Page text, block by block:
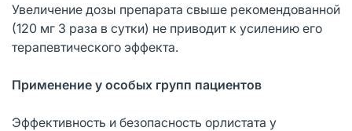
Увеличение дозы препарата свыше рекомендованной
(120 мг 3 раза в сутки) не приводит к усилению его
терапевтического эффекта.
Применение у особых групп пациентов
Эффективность и безопасность орлистата у